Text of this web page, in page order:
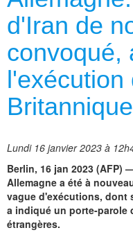
d'Iran de
convoqué,
l'exécution
Britannique
Lundi 16 janvier 2023 à
Berlin, 16 jan 2023 (AFP)
Allemagne a été à
vague d'exécutions, dont
a indiqué un porte-parole
étrangères.